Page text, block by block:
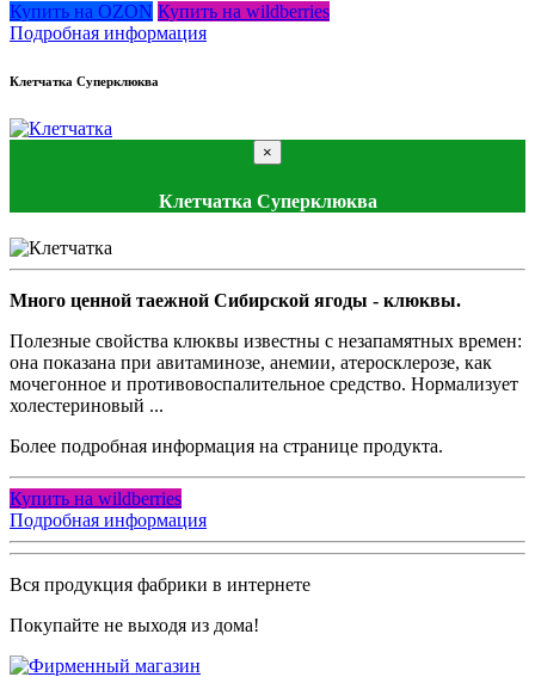
Купить на OZON Купить на wildberries
Подробная информация
Клетчатка Суперклюква
×
Клетчатка Суперклюква
Много ценной таежной Сибирской ягоды - клюквы.
Полезные свойства клюквы известны с незапамятных времен:
она показана при авитаминозе, анемии, атеросклерозе, как
мочегонное и противовоспалительное средство. Нормализует
холестериновый ...
Более подробная информация на странице продукта.
Купить на wildberries
Подробная информация
Вся продукция фабрики в интернете
Покупайте не выходя из дома!